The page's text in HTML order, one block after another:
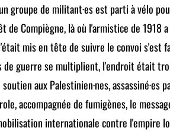
groupe de militant·es est parti à vélo
de Compiègne, là où l'armistice de 1918
mis en tête de suivre le convoi s'est
de guerre se multiplient, l'endroit était
aux Palestinien·nes, assassiné·es
accompagnée de fumigènes, le
internationale contre l'empire